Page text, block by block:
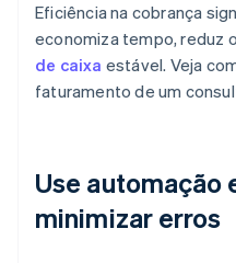
Eficiência na cobrança
economiza tempo, reduz
de caixa estável. Veja
faturamento de um
Use automação
minimizar erros